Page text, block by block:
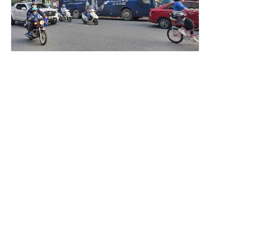
CỦA MỸ TÂM TẠI HÀ NỘI